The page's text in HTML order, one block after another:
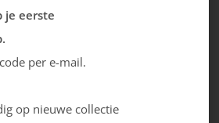
Roma
je eerste
per e-mail.
op nieuwe collectie